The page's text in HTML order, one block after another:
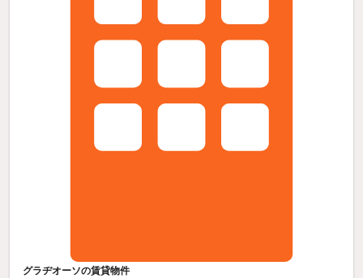
グラヂオーソの賃貸物件